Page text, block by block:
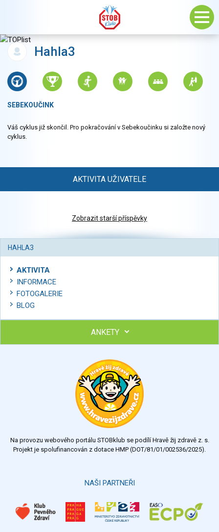
Hahla3
SEBEKOUČINK
Váš cyklus již skončil. Pro pokračování v Sebekoučinku si založte nový
cyklus.
AKTIVITA UŽIVATELE
Zobrazit starší příspěvky
HAHLA3
AKTIVITA
INFORMACE
FOTOGALERIE
BLOG
ANKETY
Výsledky Všechny ankety
Na provozu webového portálu STOBklub se podílí Hravě žij zdravě z. s.
Projekt je spolufinancován z dotace HMP (DOT/81/01/002536/2025).
NAŠI PARTNEŘI